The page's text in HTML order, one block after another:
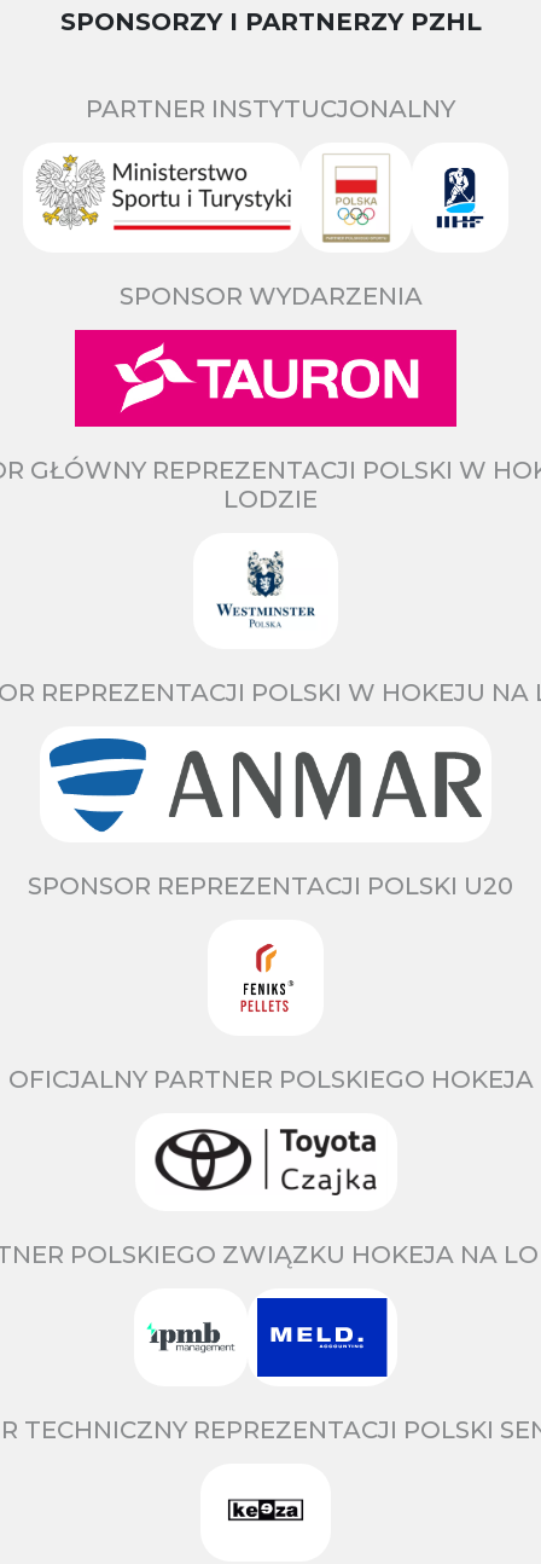
SPONSORZY I PARTNERZY PZHL
PARTNER INSTYTUCJONALNY
SPONSOR WYDARZENIA
GŁÓWNY REPREZENTACJI POLSKI W
LODZIE
REPREZENTACJI POLSKI W HOKEJU NA
SPONSOR REPREZENTACJI POLSKI U20
OFICJALNY PARTNER POLSKIEGO HOKEJA
POLSKIEGO ZWIĄZKU HOKEJA NA
TECHNICZNY REPREZENTACJI POLSKI